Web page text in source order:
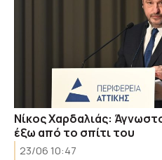
Νίκος Χαρδαλιάς:
έξω από το σπίτι του
23/06 10:47